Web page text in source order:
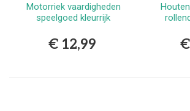
Motorriek vaardigheden
speelgoed kleurrijk
€ 12,99